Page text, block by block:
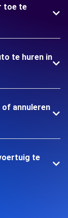
toe te
te huren in
of annuleren
te